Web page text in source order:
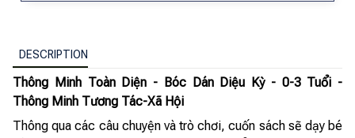
DESCRIPTION
Thông Minh Toàn Diện - Bóc Dán Diệu Kỳ - 0-3 Tuổi -
Thông Minh Tương Tác-Xã Hội
Thông qua các câu chuyện và trò chơi, cuốn sách sẽ dạy bé